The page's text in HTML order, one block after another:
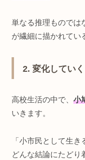
単なる推理ものでは
が繊細に描かれてい
2. 変化してい
高校生活の中で、 小
いきます。
「小市民として生
どんな結論にたど